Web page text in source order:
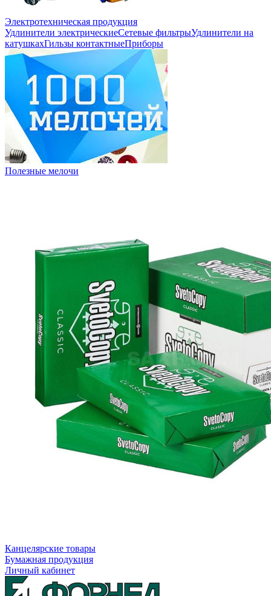
Электротехническая продукция
Удлинители электрическиеСетевые фильтрыУдлинители на
катушкахГильзы контактныеПриборы
Полезные мелочи
Канцелярские товары
Бумажная продукция
Личный кабинет